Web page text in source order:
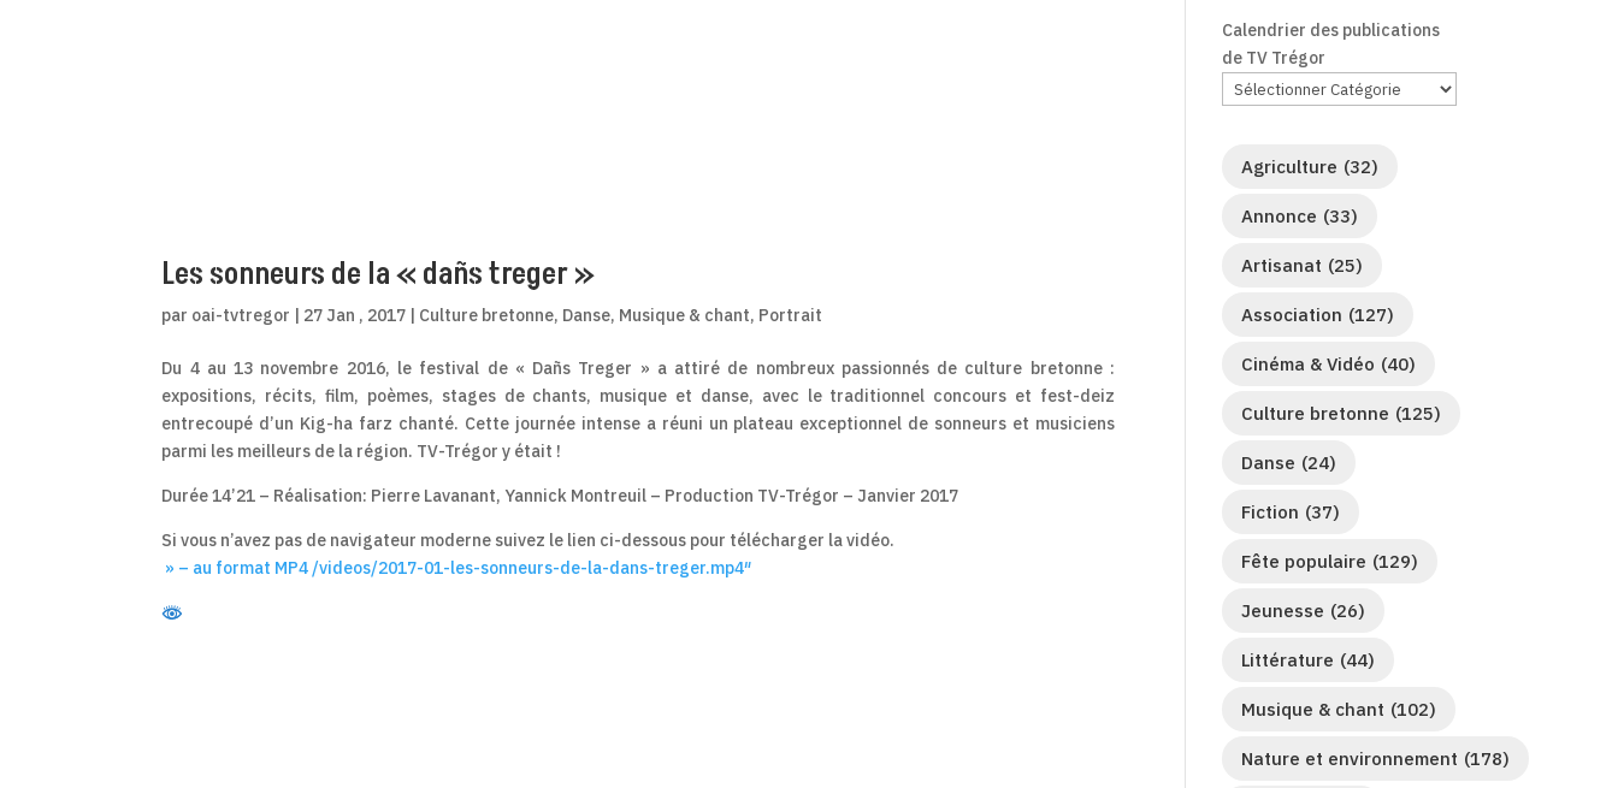
Les sonneurs de la « dañs treger »
par oai-tvtregor | 27 Jan , 2017 | Culture bretonne, Danse, Musique & chant, Portrait
Du 4 au 13 novembre 2016, le festival de « Dañs Treger » a attiré de nombreux passionnés de culture bretonne :
expositions, récits, film, poèmes, stages de chants, musique et danse, avec le traditionnel concours et fest-deiz
entrecoupé d’un Kig-ha farz chanté. Cette journée intense a réuni un plateau exceptionnel de sonneurs et musiciens
parmi les meilleurs de la région. TV-Trégor y était !
Durée 14’21 – Réalisation: Pierre Lavanant, Yannick Montreuil – Production TV-Trégor – Janvier 2017
Si vous n’avez pas de navigateur moderne suivez le lien ci-dessous pour télécharger la vidéo.
» – au format MP4 /videos/2017-01-les-sonneurs-de-la-dans-treger.mp4″
Calendrier des publications
de TV Trégor
Agriculture (32)
Annonce (33)
Artisanat (25)
Association (127)
Cinéma & Vidéo (40)
Culture bretonne (125)
Danse (24)
Fiction (37)
Fête populaire (129)
Jeunesse (26)
Littérature (44)
Musique & chant (102)
Nature et environnement (178)